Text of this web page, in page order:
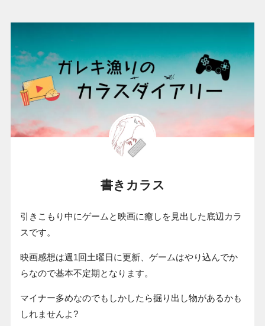
書きカラス
引きこもり中にゲームと映画に癒しを見出した底辺カラ
スです。
映画感想は週1回土曜日に更新、ゲームはやり込んでか
らなので基本不定期となります。
マイナー多めなのでもしかしたら掘り出し物があるかも
しれませんよ?